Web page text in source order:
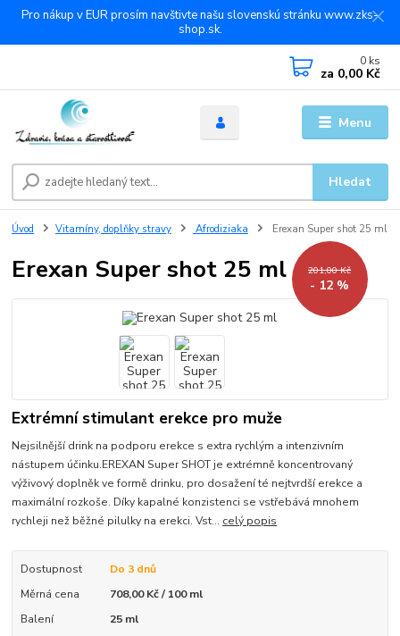
Pro nákup v EUR prosím navštivte našu slovenskú stránku www.zks-
shop.sk.
Menu
Hledat
0 ks
za 0,00 Kč
Úvod Vitamíny, doplňky stravy Afrodiziaka Erexan Super shot 25 ml
Erexan Super shot 25 ml 201,00 Kč
- 12 %
Extrémní stimulant erekce pro muže
Nejsilnější drink na podporu erekce s extra rychlým a intenzivním
nástupem účinku.EREXAN Super SHOT je extrémně koncentrovaný
výživový doplněk ve formě drinku, pro dosažení té nejtvrdší erekce a
maximální rozkoše. Díky kapalné konzistenci se vstřebává mnohem
rychleji než běžné pilulky na erekci. Vst... celý popis
Dostupnost
Do 3 dnů
Měrná cena
708,00 Kč / 100 ml
Balení
25 ml